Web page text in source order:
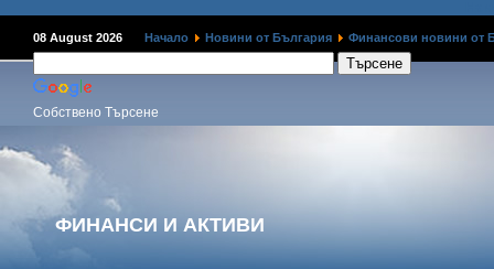
08 August 2026 Начало Новини от България Финансови новини от
Собствено Търсене
ФИНАНСИ И АКТИВИ